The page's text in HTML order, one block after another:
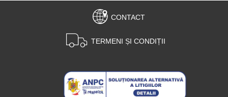
CONTACT
TERMENI ȘI CONDIȚII